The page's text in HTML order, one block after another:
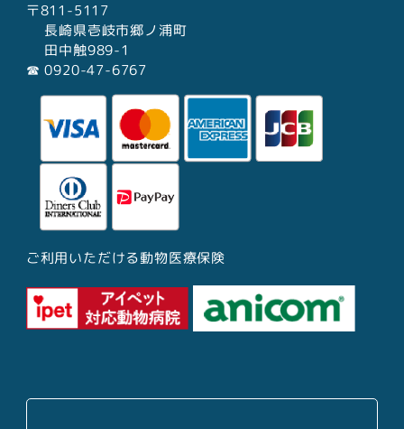
〒811-5117
長崎県壱岐市郷ノ浦町
田中触989-1
☎︎ 0920-47-6767
ご利用いただける動物医療保険